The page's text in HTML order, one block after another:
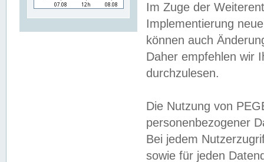
Im Zuge der
Implementierung
können auch
Daher empfehlen wir
durchzulesen.
Die Nutzung von
personenbezogener
Bei jedem
sowie für jeden